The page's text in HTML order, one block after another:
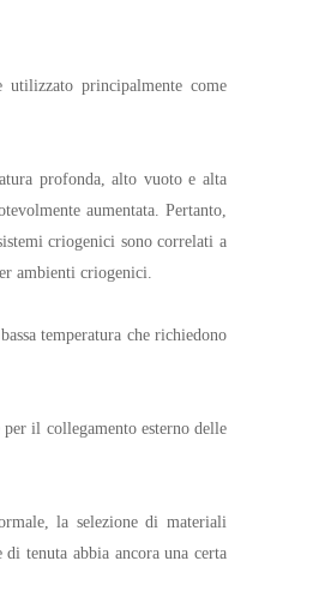
principalmente come
profonda, alto vuoto e alta
aumentata. Pertanto,
criogenici sono correlati a
ambienti criogenici.
temperatura che richiedono
il collegamento esterno delle
la selezione di materiali
tenuta abbia ancora una certa